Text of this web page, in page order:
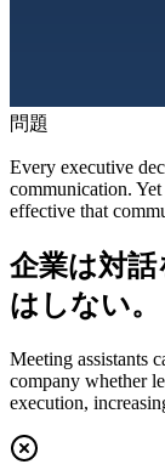
問題
Every executive
communication.
effective that
企業は対
はしない。
Meeting assistants
company whether
execution,